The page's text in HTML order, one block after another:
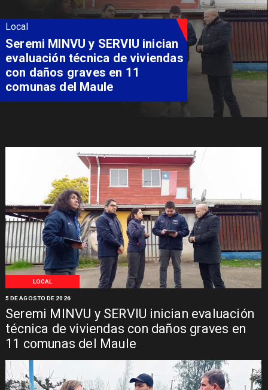
LOCAL
Seremi MINVU y SERVIU inician evaluación
técnica de viviendas con daños graves en
11 comunas del Maule
5 DE AGOSTO DE 2026
Local
Seremi MINVU y SERVIU inician
evaluación técnica de viviendas
con daños graves en 11
comunas del Maule